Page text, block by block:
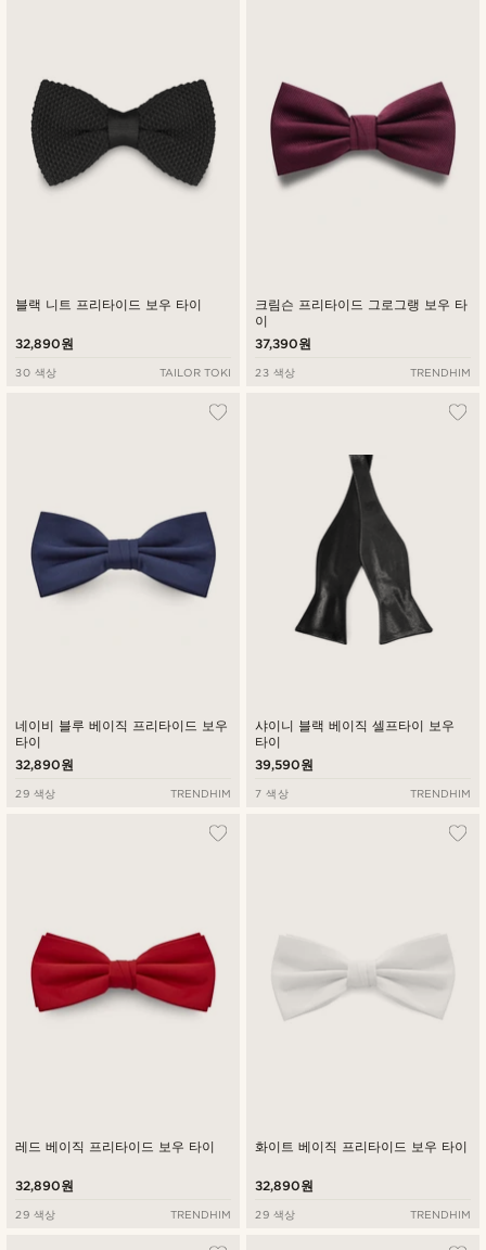
블랙 니트 프리타이드 보우 타이
32,890원
30 색상 TAILOR TOKI
크림슨 프리타이드 그로그랭 보우 타
이
37,390원
23 색상 TRENDHIM
네이비 블루 베이직 프리타이드 보우
타이
32,890원
29 색상 TRENDHIM
샤이니 블랙 베이직 셀프타이 보우
타이
39,590원
7 색상 TRENDHIM
레드 베이직 프리타이드 보우 타이
32,890원
29 색상 TRENDHIM
화이트 베이직 프리타이드 보우 타이
32,890원
29 색상 TRENDHIM